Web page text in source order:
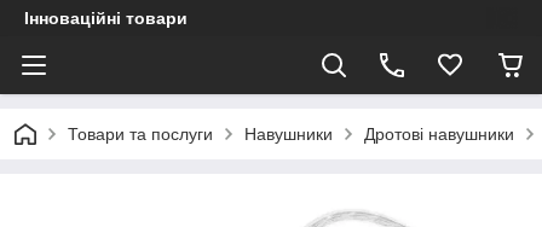
Інноваційні товари
Товари та послуги Навушники Дротові навушники